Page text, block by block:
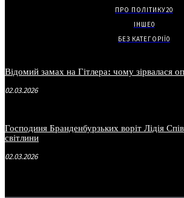
ПРО ПОЛІТИКУ20
ІНШЕ0
БЕЗ КАТЕГОРІЇ0
Відомий замах на Гітлера: чому зірвалася
02.03.2026
Господиня Бранденбурзьких воріт Лідія
світлини
02.03.2026